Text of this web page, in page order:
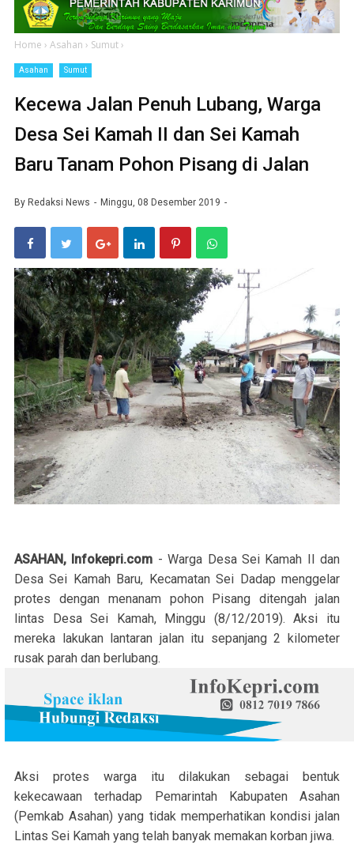
Home › Asahan › Sumut›
Asahan Sumut
Kecewa Jalan Penuh Lubang, Warga
Desa Sei Kamah II dan Sei Kamah
Baru Tanam Pohon Pisang di Jalan
By Redaksi News Minggu, 08 Desember 2019
ASAHAN, Infokepri.com - Warga Desa Sei Kamah II dan
Desa Sei Kamah Baru, Kecamatan Sei Dadap menggelar
protes dengan menanam pohon Pisang ditengah jalan
lintas Desa Sei Kamah, Minggu (8/12/2019). Aksi itu
mereka lakukan lantaran jalan itu sepanjang 2 kilometer
rusak parah dan berlubang.
Aksi protes warga itu dilakukan sebagai bentuk
kekecawaan terhadap Pemarintah Kabupaten Asahan
(Pemkab Asahan) yang tidak memperhatikan kondisi jalan
Lintas Sei Kamah yang telah banyak memakan korban jiwa.